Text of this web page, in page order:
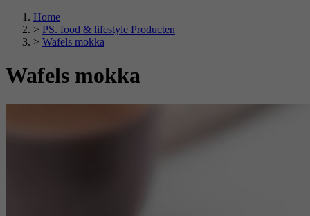
Home
> PS. food & lifestyle Producten
> Wafels mokka
Wafels mokka